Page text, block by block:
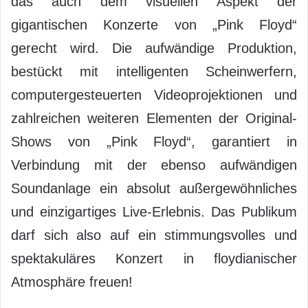
gigantischen Konzerte von „Pink Floyd“
gerecht wird. Die aufwändige Produktion,
bestückt mit intelligenten Scheinwerfern,
computergesteuerten Videoprojektionen und
zahlreichen weiteren Elementen der Original-
Shows von „Pink Floyd“, garantiert in
Verbindung mit der ebenso aufwändigen
Soundanlage ein absolut außergewöhnliches
und einzigartiges Live-Erlebnis. Das Publikum
darf sich also auf ein stimmungsvolles und
spektakuläres Konzert in floydianischer
Atmosphäre freuen!